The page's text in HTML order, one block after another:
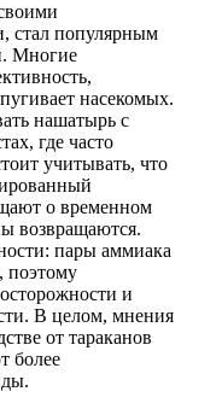
стал популярным
Многие
насекомых.
нашатырь с
где часто
учитывать, что
о временном
возвращаются.
пары аммиака
поэтому
и
В целом, мнения
от тараканов
более